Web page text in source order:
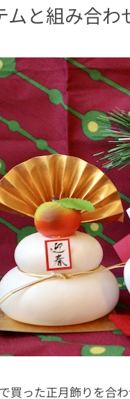
ムと組み合わ
買った正月飾りを合